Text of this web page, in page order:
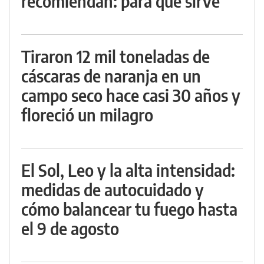
Tiraron 12 mil toneladas de
cáscaras de naranja en un
campo seco hace casi 30 años y
floreció un milagro
El Sol, Leo y la alta intensidad:
medidas de autocuidado y
cómo balancear tu fuego hasta
el 9 de agosto